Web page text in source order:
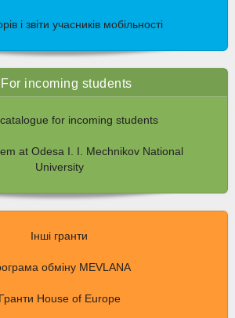
і звіти учасників мобільності
For incoming students
for incoming students
at Odesa I. I. Mechnikov National
University
Інші гранти
обміну MEVLANA
Гранти House of Europe